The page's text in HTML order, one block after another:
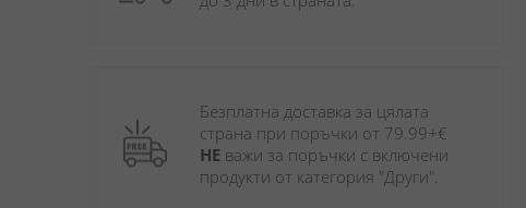
Безплатна доставка за цялата
НЕ важи за поръчки с включени
продукти от категория "Други".